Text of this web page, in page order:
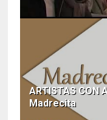
ARTISTAS CON
Madrecita